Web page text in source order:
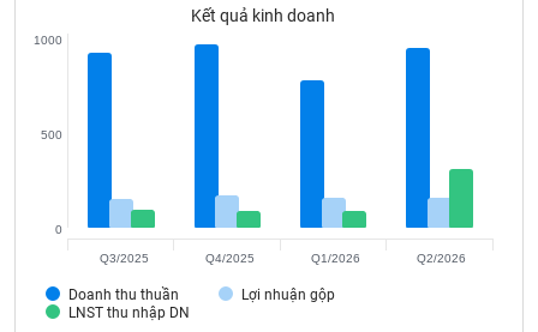
Kết quả kinh doanh
Doanh thu thuần
Lợi nhuận gộp
LNST thu nhập DN
0
500
1000
Q3/2025 Q4/2025 Q1/2026 Q2/2026
(-)
Người liên quan
Tin
của
tác